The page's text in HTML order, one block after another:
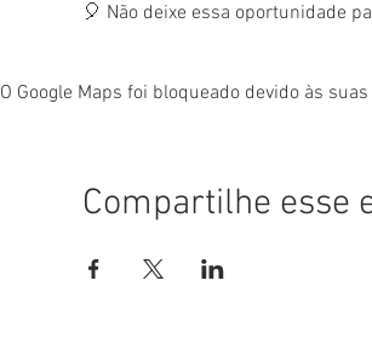
🎈 Não deixe essa oportunidade
O Google Maps foi bloqueado devido às
Compartilhe esse